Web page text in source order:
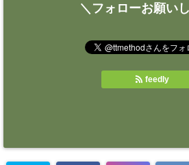
＼フォローお願い
feedly